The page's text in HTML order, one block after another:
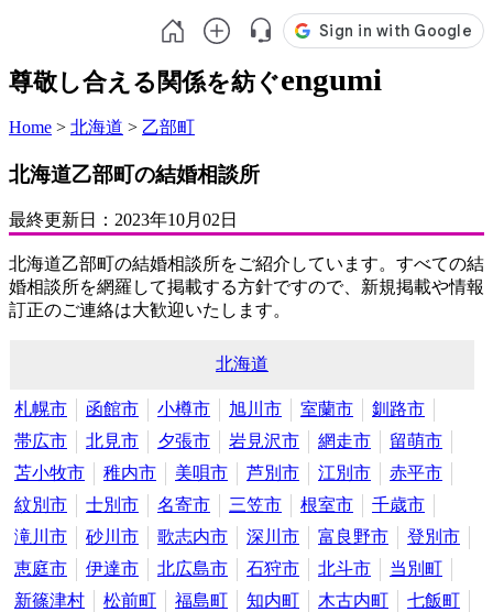
尊敬し合える関係を紡ぐengumi
Home > 北海道 > 乙部町
北海道乙部町の結婚相談所
最終更新日： 2023年10月02日
北海道乙部町の結婚相談所をご紹介しています。すべての結
婚相談所を網羅して掲載する方針ですので、新規掲載や情報
訂正のご連絡は大歓迎いたします。
北海道
札幌市 函館市 小樽市 旭川市 室蘭市
釧路市
帯広市
北見市 夕張市 岩見沢市 網走市
留萌市
苫小牧市
稚内市 美唄市 芦別市 江別市
赤平市
紋別市
士別市 名寄市 三笠市 根室市
千歳市
滝川市
砂川市 歌志内市 深川市 富良野市
登別市
恵庭市
伊達市 北広島市 石狩市 北斗市
当別町
新篠津村
松前町 福島町 知内町 木古内町
七飯町